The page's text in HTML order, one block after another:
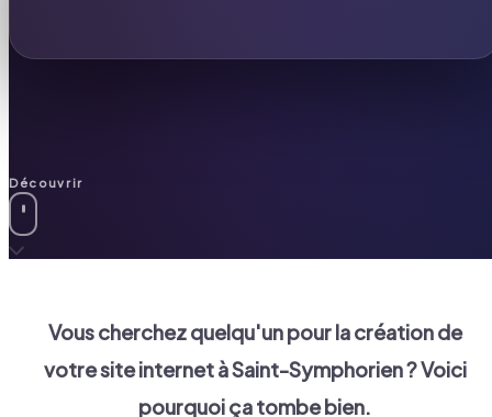
Découvrir
Vous cherchez quelqu'un pour la création de
votre site internet àSaint-Symphorien? Voici
pourquoi ça tombe bien.